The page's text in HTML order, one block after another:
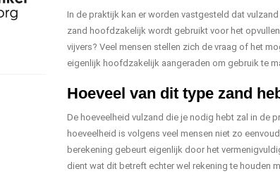
In de praktijk kan er worden vastgesteld dat
zand hoofdzakelijk wordt gebruikt voor het
vijvers? Veel mensen stellen zich de vraag of het
eigenlijk hoofdzakelijk aangeraden om gebruik te
Hoeveel van dit type zand
De hoeveelheid vulzand die je nodig hebt zal in de
hoeveelheid is volgens veel mensen niet zo
berekening gebeurt eigenlijk door het
dient wat dit betreft echter wel rekening te houden